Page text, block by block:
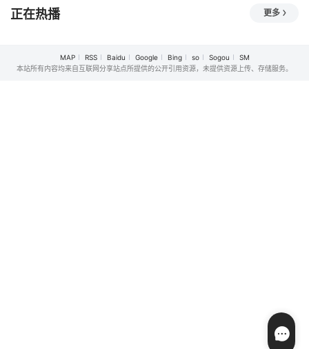
暂无简介
正在热播 更多
MAP RSS Baidu Google Bing so Sogou
SM
本站所有内容均来自互联网分享站点所提供的公开引用资源，未提供资源上传、存储服务。